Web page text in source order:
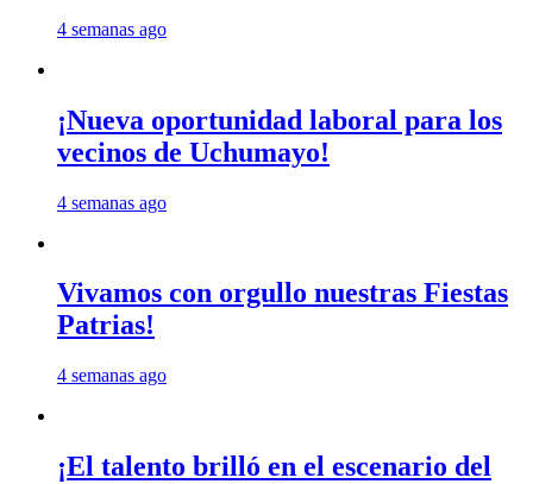
4 semanas ago
¡Nueva oportunidad laboral para los
vecinos de Uchumayo!
4 semanas ago
Vivamos con orgullo nuestras Fiestas
Patrias!
4 semanas ago
¡El talento brilló en el escenario del